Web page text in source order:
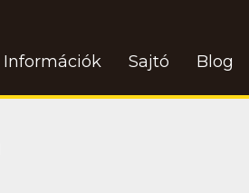
Információk Sajtó Blog